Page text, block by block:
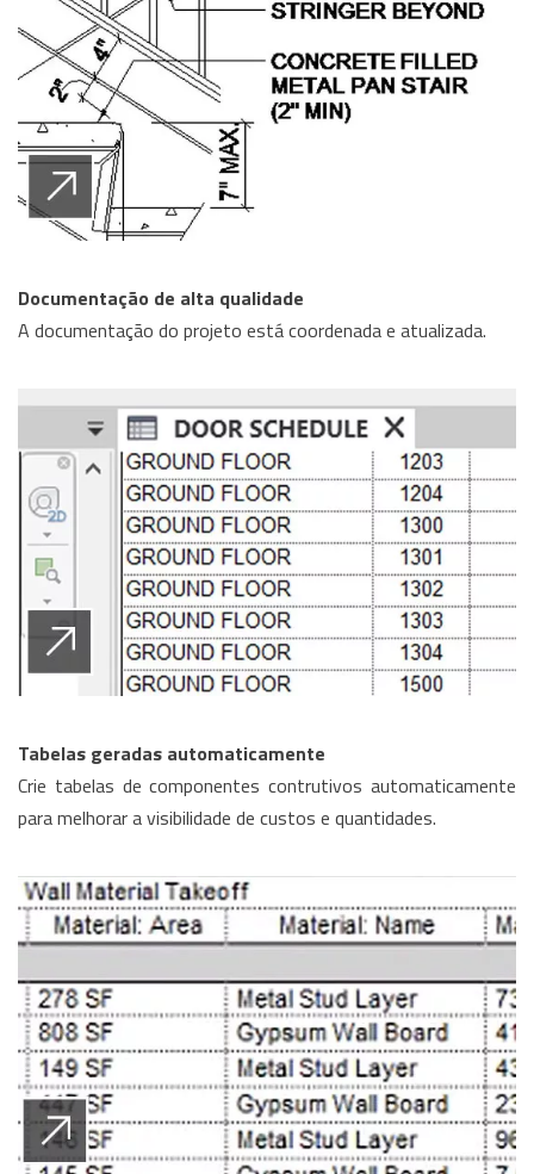
Documentação de alta qualidade
A documentação do projeto está coordenada e atualizada.
Tabelas geradas automaticamente
Crie tabelas de componentes contrutivos automaticamente
para melhorar a visibilidade de custos e quantidades.